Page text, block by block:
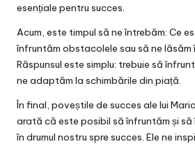
esențiale pentru succes.
Acum, este timpul să ne întrebăm: Ce
înfruntăm obstacolele sau să ne lăsăm
Răspunsul este simplu: trebuie să
ne adaptăm la schimbările din piață.
În final, poveștile de succes ale lui
arată că este posibil să înfruntăm și
în drumul nostru spre succes. Ele ne